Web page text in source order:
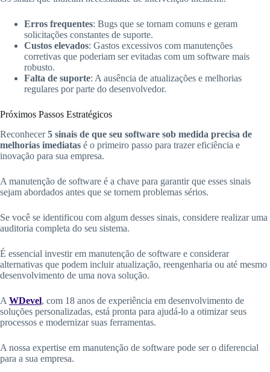
Erros frequentes: Bugs que se tornam comuns e geram
solicitações constantes de suporte.
Custos elevados: Gastos excessivos com manutenções
corretivas que poderiam ser evitadas com um software mais
robusto.
Falta de suporte: A ausência de atualizações e melhorias
regulares por parte do desenvolvedor.
Próximos Passos Estratégicos
Reconhecer5 sinais de que seu software sob medida precisa de
melhorias imediatas é o primeiro passo para trazer eficiência e
inovação para sua empresa.
A manutenção de software é a chave para garantir que esses sinais
sejam abordados antes que se tornem problemas sérios.
Se você se identificou com algum desses sinais, considere realizar uma
auditoria completa do seu sistema.
É essencial investir em manutenção de software e considerar
alternativas que podem incluir atualização, reengenharia ou até mesmo
desenvolvimento de uma nova solução.
A WDevel, com 18 anos de experiência em desenvolvimento de
soluções personalizadas, está pronta para ajudá-lo a otimizar seus
processos e modernizar suas ferramentas.
A nossa expertise em manutenção de software pode ser o diferencial
para a sua empresa.